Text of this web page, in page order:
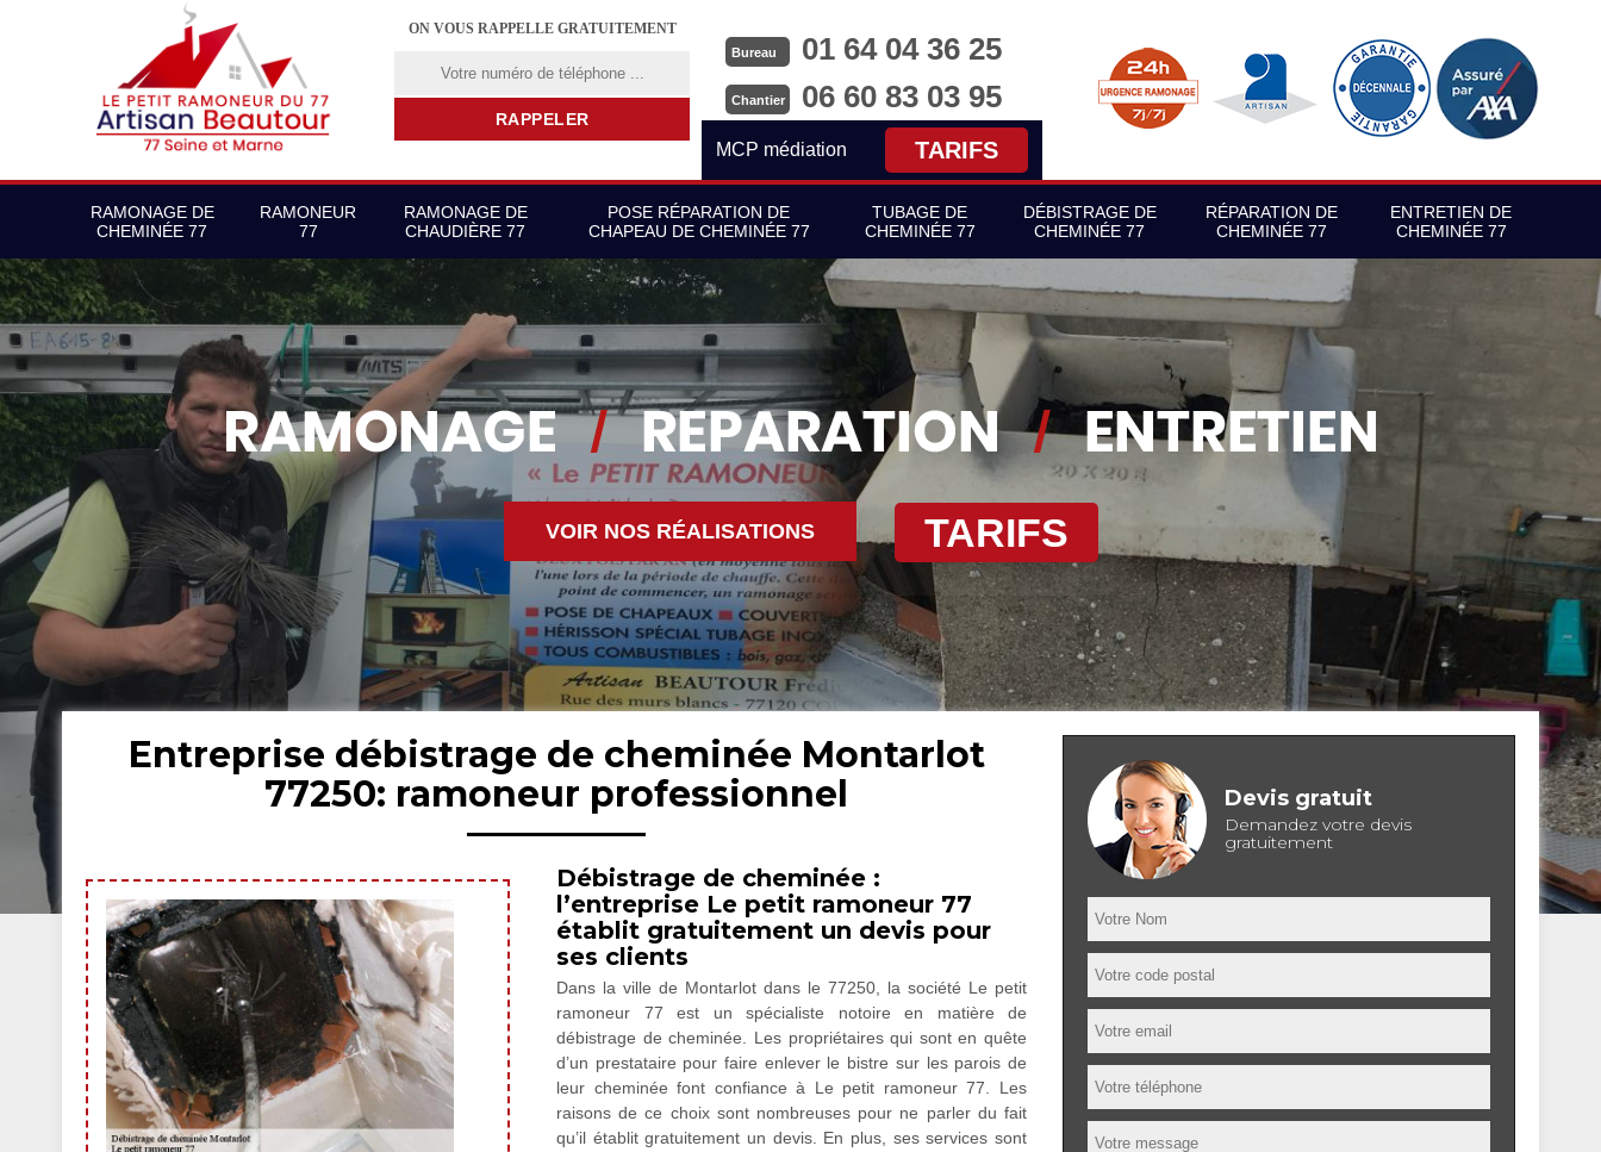
ON VOUS RAPPELLE GRATUITEMENT
Bureau 01 64 04 36 25
Chantier 06 60 83 03 95
MCP médiation TARIFS
RAMONAGE DE
CHEMINÉE 77
RAMONEUR
77
RAMONAGE DE
CHAUDIÈRE 77
POSE RÉPARATION DE
CHAPEAU DE CHEMINÉE 77
TUBAGE DE
CHEMINÉE 77
DÉBISTRAGE DE
CHEMINÉE 77
RÉPARATION DE
CHEMINÉE 77
ENTRETIEN DE
CHEMINÉE 77
VOIR NOS RÉALISATIONS TARIFS
Entreprise débistrage de cheminée Montarlot
77250: ramoneur professionnel
Débistrage de cheminée :
l’entreprise Le petit ramoneur 77
établit gratuitement un devis pour
ses clients
Dans la ville de Montarlot dans le 77250, la société Le petit
ramoneur 77 est un spécialiste notoire en matière de
débistrage de cheminée. Les propriétaires qui sont en quête
d’un prestataire pour faire enlever le bistre sur les parois de
leur cheminée font confiance à Le petit ramoneur 77. Les
raisons de ce choix sont nombreuses pour ne parler du fait
qu’il établit gratuitement un devis. En plus, ses services sont
Devis gratuit
Demandez votre devis
gratuitement